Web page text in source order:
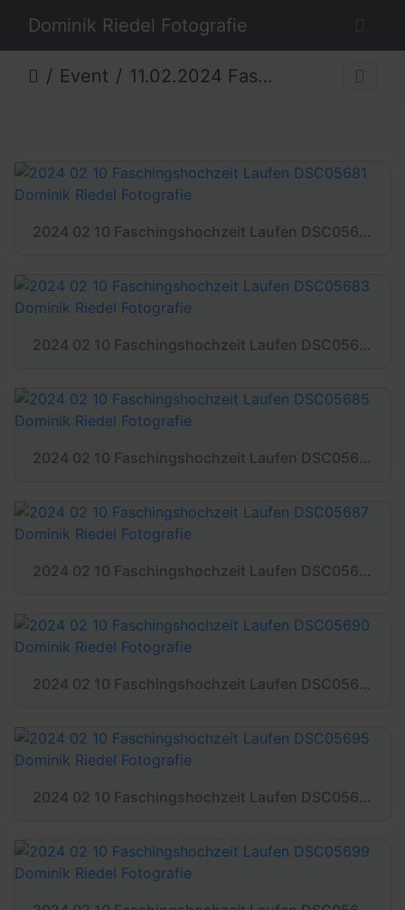
Dominik Riedel Fotografie
Event 11.02.2024 Faschingshochzeit Laufen
2024 02 10 Faschingshochzeit Laufen DSC05681 Dominik Riedel Fotografie
2024 02 10 Faschingshochzeit Laufen DSC05683 Dominik Riedel Fotografie
2024 02 10 Faschingshochzeit Laufen DSC05685 Dominik Riedel Fotografie
2024 02 10 Faschingshochzeit Laufen DSC05687 Dominik Riedel Fotografie
2024 02 10 Faschingshochzeit Laufen DSC05690 Dominik Riedel Fotografie
2024 02 10 Faschingshochzeit Laufen DSC05695 Dominik Riedel Fotografie